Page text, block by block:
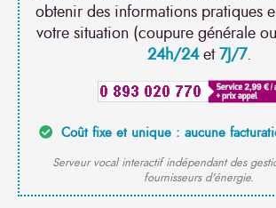
obtenir des informations pratiques
votre situation (coupure générale
24h/24et7J/7.
Coût fixe et unique : aucune
Serveur vocal interactif indépendant des
fournisseurs d'énergie.